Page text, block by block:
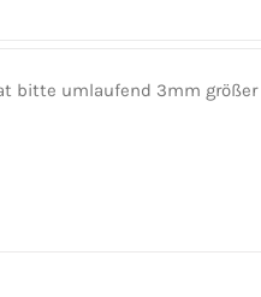
bitte umlaufend 3mm